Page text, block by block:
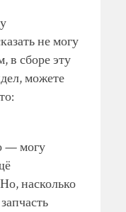
не могу
в сборе эту
можете
— могу
насколько